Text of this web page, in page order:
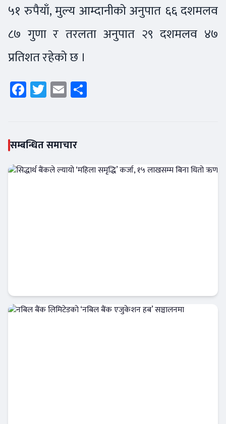
५१ रुपैयाँ, मुल्य आम्दानीको अनुपात ६६ दशमलव
८७ गुणा र तरलता अनुपात २९ दशमलव ४७
प्रतिशत रहेको छ ।
Facebook
Twitter
Email
सम्बन्धित समाचार
Banner News